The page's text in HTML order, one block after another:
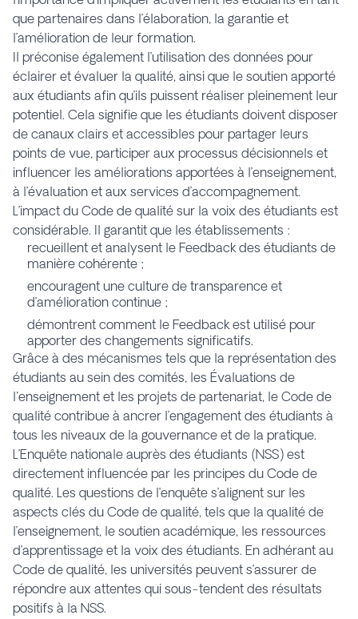
que partenaires dans l’élaboration, la garantie et
l’amélioration de leur formation.
Il préconise également l’utilisation des données pour
éclairer et évaluer la qualité, ainsi que le soutien apporté
aux étudiants afin qu’ils puissent réaliser pleinement leur
potentiel. Cela signifie que les étudiants doivent disposer
de canaux clairs et accessibles pour partager leurs
points de vue, participer aux processus décisionnels et
influencer les améliorations apportées à l’enseignement,
à l’évaluation et aux services d’accompagnement.
L’impact du Code de qualité sur la voix des étudiants est
considérable. Il garantit que les établissements :
recueillent et analysent le Feedback des étudiants de
manière cohérente ;
encouragent une culture de transparence et
d’amélioration continue ;
démontrent comment le Feedback est utilisé pour
apporter des changements significatifs.
Grâce à des mécanismes tels que la représentation des
étudiants au sein des comités, les Évaluations de
l'enseignement et les projets de partenariat, le Code de
qualité contribue à ancrer l’engagement des étudiants à
tous les niveaux de la gouvernance et de la pratique.
L’Enquête nationale auprès des étudiants (NSS) est
directement influencée par les principes du Code de
qualité. Les questions de l’enquête s’alignent sur les
aspects clés du Code de qualité, tels que la qualité de
l’enseignement, le soutien académique, les ressources
d’apprentissage et la voix des étudiants. En adhérant au
Code de qualité, les universités peuvent s’assurer de
répondre aux attentes qui sous-tendent des résultats
positifs à la NSS.